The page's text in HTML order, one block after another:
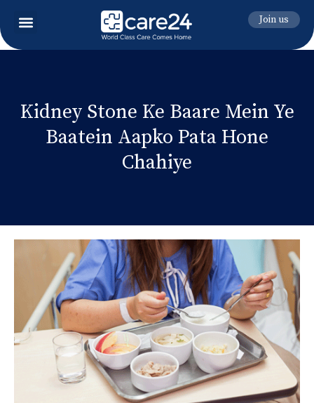
Join us
Kidney Stone Ke Baare Mein Ye
Baatein Aapko Pata Hone
Chahiye